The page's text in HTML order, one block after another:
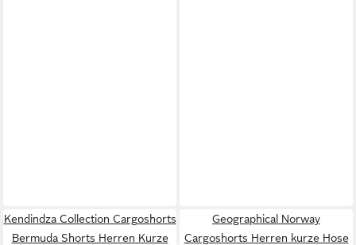
Kendindza Collection Cargoshorts
Bermuda Shorts Herren Kurze
Geographical Norway
Cargoshorts Herren kurze Hose